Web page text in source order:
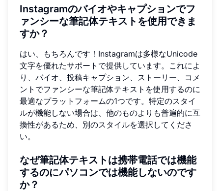
Instagramのバイオやキャプションでフ
ァンシーな筆記体テキストを使用できま
すか？
はい、もちろんです！Instagramは多様なUnicode
文字を優れたサポートで提供しています。これによ
り、バイオ、投稿キャプション、ストーリー、コメ
ントでファンシーな筆記体テキストを使用するのに
最適なプラットフォームの1つです。特定のスタイ
ルが機能しない場合は、他のものよりも普遍的に互
換性があるため、別のスタイルを選択してくださ
い。
なぜ筆記体テキストは携帯電話では機能
するのにパソコンでは機能しないのです
か？